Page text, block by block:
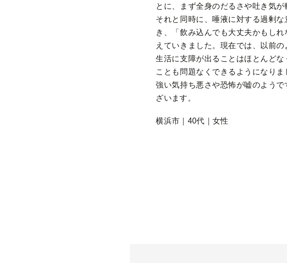
とに、まず全身のだるさや吐き気が
それと同時に、唾液に対する過剰
き、「飲み込んでも大丈夫かもし
えていきました。現在では、以前
生活に支障が出ることはほとんどな
ことも問題なくできるようになり
強い気持ち悪さや恐怖が嘘のよう
ざいます。
横浜市｜40代｜女性